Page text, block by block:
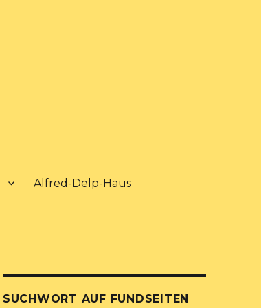
Alfred-Delp-Haus
SUCHWORT AUF FUNDSEITEN